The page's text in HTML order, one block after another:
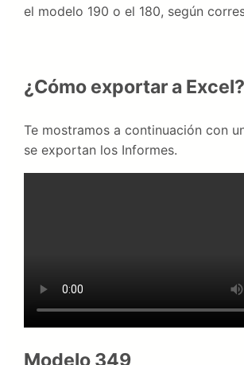
el modelo 190 o el 180, según
¿Cómo exportar a Excel?
Te mostramos a continuación con
se exportan los Informes.
Modelo 349